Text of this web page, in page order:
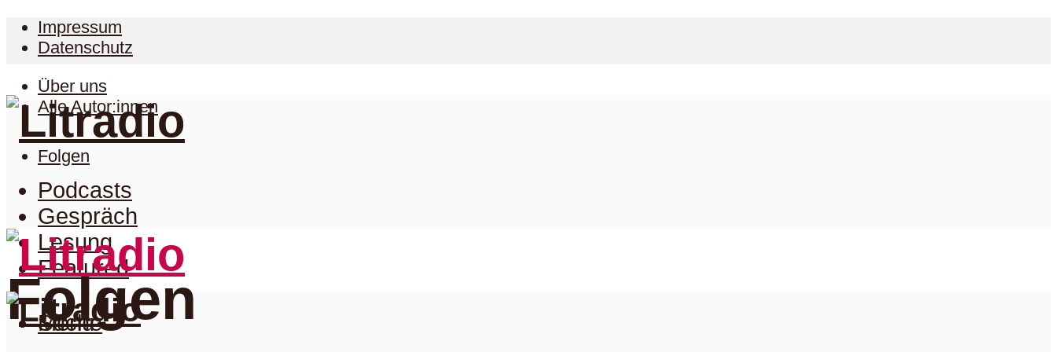
Impressum
Datenschutz
Über uns
Alle Autor:innen
Folgen
Folgen
Podcasts
Gespräch
Lesung
Featured
Menu
Suche